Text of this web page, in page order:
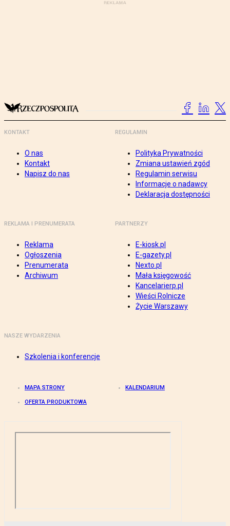
KONTAKT
O nas
Kontakt
Napisz do nas
REGULAMIN
Polityka Prywatności
Zmiana ustawień zgód
Regulamin serwisu
Informacje o nadawcy
Deklaracja dostępności
REKLAMA I PRENUMERATA
Reklama
Ogłoszenia
Prenumerata
Archiwum
PARTNERZY
E-kiosk.pl
E-gazety.pl
Nexto.pl
Mała księgowość
Kancelarierp.pl
Wieści Rolnicze
Życie Warszawy
NASZE WYDARZENIA
Szkolenia i konferencje
MAPA STRONY KALENDARIUM
OFERTA PRODUKTOWA